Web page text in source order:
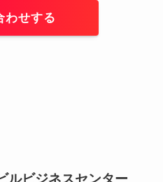
わせする
ルビジネスセンター